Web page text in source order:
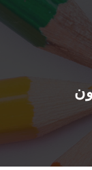
الرئيسية
عن المركـز
الوحـدات
الخدمـات
اتصل بنـا